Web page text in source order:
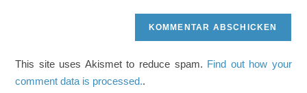
This site uses Akismet to reduce spam. Find out how your
comment data is processed..